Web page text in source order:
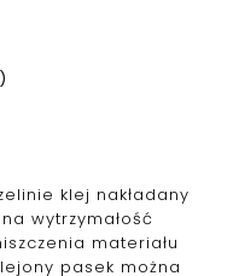
klej nakładany
wytrzymałość
materiału
pasek można